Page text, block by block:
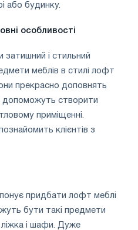
або будинку.
особливості
і стильний
меблів в стилі лофт
прекрасно доповнять
допоможуть створити
приміщенні.
клієнтів з
придбати лофт меблі
бути такі предмети
ліжка і шафи. Дуже